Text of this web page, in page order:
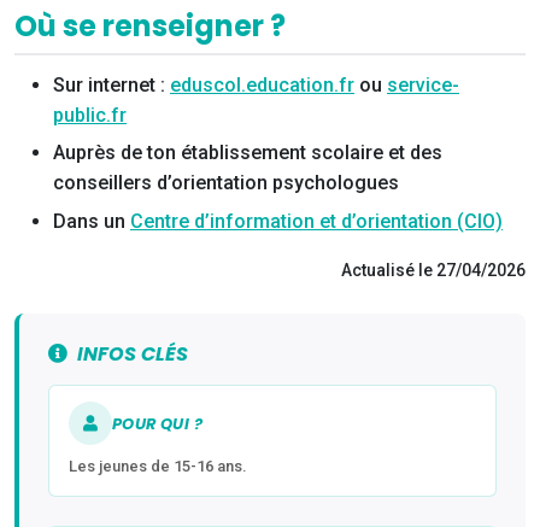
Où se renseigner ?
Sur internet : eduscol.education.fr ou service-
public.fr
Auprès de ton établissement scolaire et des
conseillers d’orientation psychologues
Dans un Centre d’information et d’orientation (CIO)
Actualisé le 27/04/2026
INFOS CLÉS
POUR QUI ?
Les jeunes de 15-16 ans.